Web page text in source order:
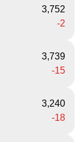
3,752
-2
3,739
-15
3,240
-18